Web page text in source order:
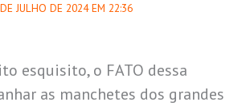
JULHO DE 2024 EM 22:36
esquisito, o FATO dessa
as manchetes dos grandes